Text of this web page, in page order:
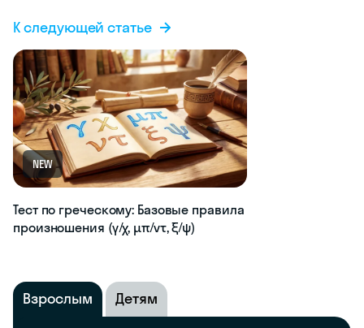
К следующей статье
NEW
Тест по греческому: Базовые правила
произношения (γ/χ, μπ/ντ, ξ/ψ)
Взрослым Детям